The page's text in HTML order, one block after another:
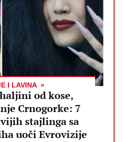
I LAVINA
od kose,
Crnogorke: 7
stajlinga sa
uoči Evrovizije